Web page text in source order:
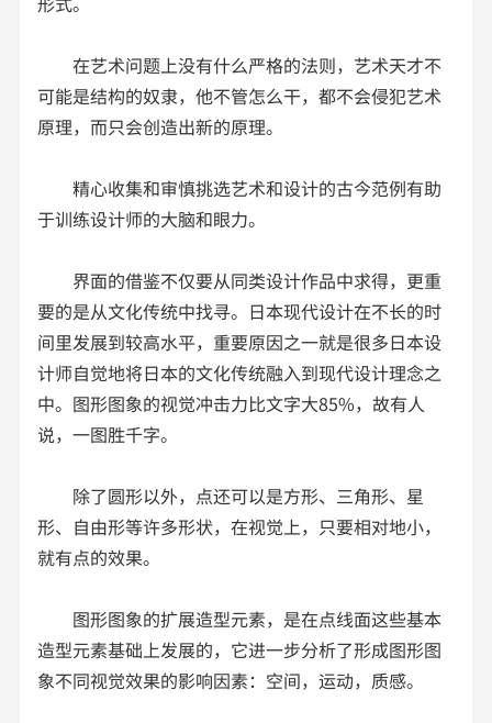
在艺术问题上没有什么严格的法则，艺术天才不
可能是结构的奴隶，他不管怎么干，都不会侵犯艺术
原理，而只会创造出新的原理。
精心收集和审慎挑选艺术和设计的古今范例有助
于训练设计师的大脑和眼力。
界面的借鉴不仅要从同类设计作品中求得，更重
要的是从文化传统中找寻。日本现代设计在不长的时
间里发展到较高水平，重要原因之一就是很多日本设
计师自觉地将日本的文化传统融入到现代设计理念之
中。图形图象的视觉冲击力比文字大85%，故有人
说，一图胜千字。
除了圆形以外，点还可以是方形、三角形、星
形、自由形等许多形状，在视觉上，只要相对地小，
就有点的效果。
图形图象的扩展造型元素，是在点线面这些基本
造型元素基础上发展的，它进一步分析了形成图形图
象不同视觉效果的影响因素：空间，运动，质感。